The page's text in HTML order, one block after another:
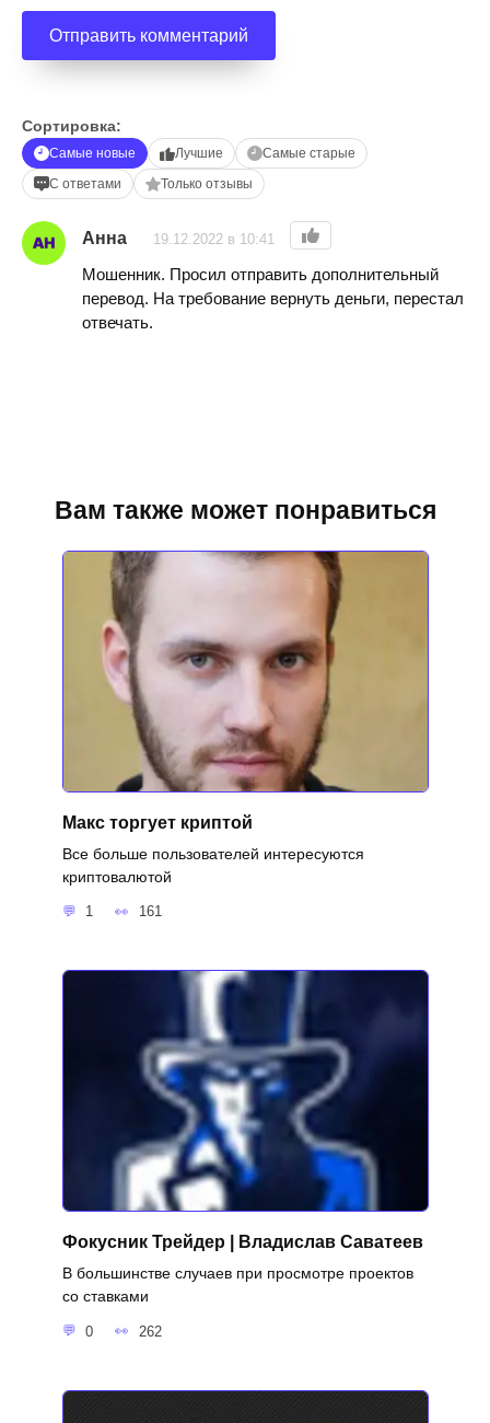
Сортировка:
Самые новые Лучшие
Самые старые
С ответами
Только отзывы
Анна 19.12.2022 в 10:41
Мошенник. Просил отправить дополнительный
перевод. На требование вернуть деньги, перестал
отвечать.
Вам также может понравиться
Макс торгует криптой
Все больше пользователей интересуются
криптовалютой
1 161
Фокусник Трейдер | Владислав Саватеев
В большинстве случаев при просмотре проектов
со ставками
0 262